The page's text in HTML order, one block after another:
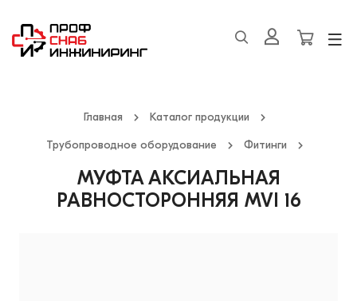
Главная Каталог продукции
Трубопроводное оборудование Фитинги
МУФТА АКСИАЛЬНАЯ
РАВНОСТОРОННЯЯ MVI 16